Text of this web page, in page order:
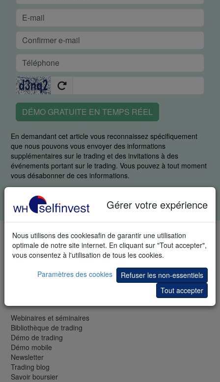
Gérer votre expérience
Nous utilisons des cookiesafin de garantir une utilisation
optimale de notre site internet. En cliquant sur "Tout accepter",
vous consentez à l'utilisation de tous les cookies.
Paramètres des cookies
Refuser les non-essentiels
Tout accepter
DÉMO GRATUITE EN TEMPS RÉEL
En demandant cet article vous reconnaissez spécifiquement
que nous pouvons vous envoyer des informations
supplémentaires sur le trading et des invitations à des
événements portant sur le trading. Vous pouvez à tout moment
vous désabonner de ces informations.
confidentielles.Charte de confidentialité .
TÉLÉPHONE & FAX
LU: +352 42 80 42 81
CH: +41 44 350 42 40
Webinaires et séminaires
Bibliothèque de trading
Démo de trading
Démo mobile
Newsletter
Trading blog
Savoir boursier